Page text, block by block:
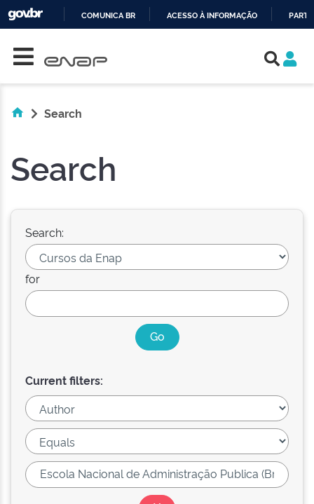
COMUNICA BR ACESSO À INFORMAÇÃO
Search
Search
Search:
for
Current filters: